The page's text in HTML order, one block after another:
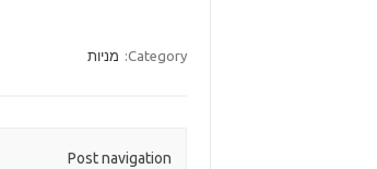
Category: מניות
Post navigation